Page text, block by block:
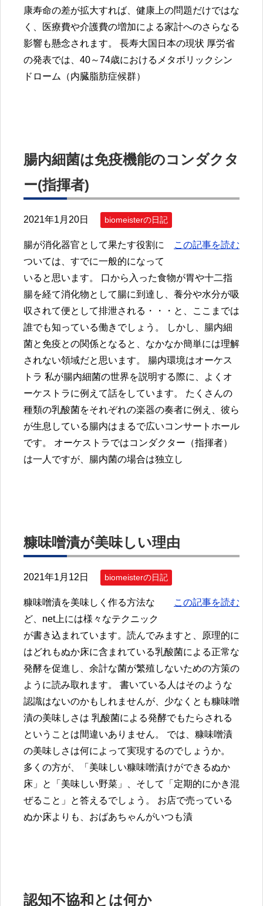
康寿命の差が拡大すれば、健康上の問題だけではな
く、医療費や介護費の増加による家計へのさらなる
影響も懸念されます。 長寿大国日本の現状 厚労省
の発表では、40～74歳におけるメタボリックシン
ドローム（内臓脂肪症候群）
腸内細菌は免疫機能のコンダクタ
ー(指揮者)
2021年1月20日 biomeisterの日記
この記事を読む
腸が消化器官として果たす役割に
ついては、すでに一般的になって
いると思います。 口から入った食物が胃や十二指
腸を経て消化物として腸に到達し、養分や水分が吸
収されて便として排泄される・・・と、ここまでは
誰でも知っている働きでしょう。 しかし、腸内細
菌と免疫との関係となると、なかなか簡単には理解
されない領域だと思います。 腸内環境はオーケス
トラ 私が腸内細菌の世界を説明する際に、よくオ
ーケストラに例えて話をしています。 たくさんの
種類の乳酸菌をそれぞれの楽器の奏者に例え、彼ら
が生息している腸内はまるで広いコンサートホール
です。 オーケストラではコンダクター（指揮者）
は一人ですが、腸内菌の場合は独立し
糠味噌漬が美味しい理由
2021年1月12日 biomeisterの日記
この記事を読む
糠味噌漬を美味しく作る方法な
ど、net上には様々なテクニック
が書き込まれています。読んでみますと、原理的に
はどれもぬか床に含まれている乳酸菌による正常な
発酵を促進し、余計な菌が繁殖しないための方策の
ように読み取れます。 書いている人はそのような
認識はないのかもしれませんが、少なくとも糠味噌
漬の美味しさは 乳酸菌による発酵でもたらされる
ということは間違いありません。 では、糠味噌漬
の美味しさは何によって実現するのでしょうか。
多くの方が、「美味しい糠味噌漬けができるぬか
床」と「美味しい野菜」、そして「定期的にかき混
ぜること」と答えるでしょう。 お店で売っている
ぬか床よりも、おばあちゃんがいつも漬
認知不協和とは何か